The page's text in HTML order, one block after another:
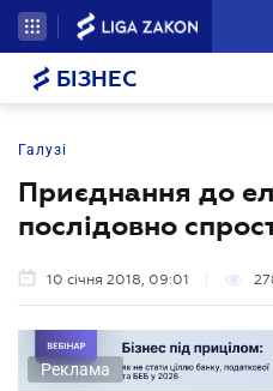
БІЗНЕС
Галузі
Приєднання до
послідовно
10 січня 2018, 09:01
Реклама